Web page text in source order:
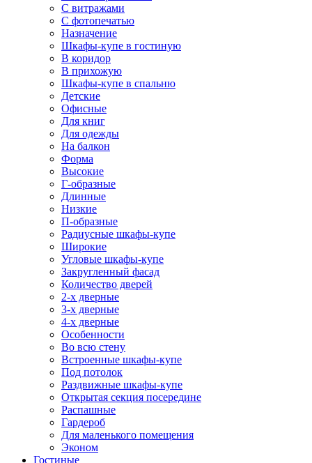
С витражами
С фотопечатью
Назначение
Шкафы-купе в гостиную
В коридор
В прихожую
Шкафы-купе в спальню
Детские
Офисные
Для книг
Для одежды
На балкон
Форма
Высокие
Г-образные
Длинные
Низкие
П-образные
Радиусные шкафы-купе
Широкие
Угловые шкафы-купе
Закругленный фасад
Количество дверей
2-х дверные
3-х дверные
4-х дверные
Особенности
Во всю стену
Встроенные шкафы-купе
Под потолок
Раздвижные шкафы-купе
Открытая секция посередине
Распашные
Гардероб
Для маленького помещения
Эконом
Гостиные